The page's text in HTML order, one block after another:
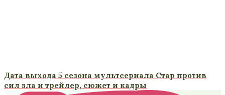
Дата выхода 5 сезона мультсериала Стар против
сил зла и трейлер, сюжет и кадры